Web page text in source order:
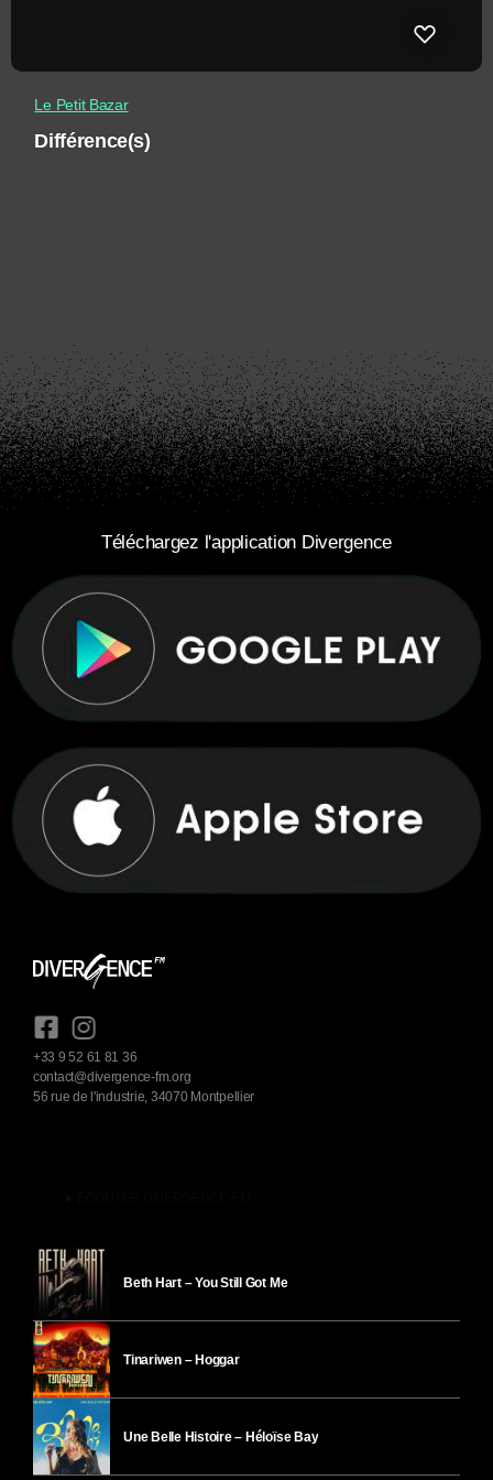
Le Petit Bazar
Différence(s)
Téléchargez l'application Divergence
+33 9 52 61 81 36
contact@divergence-fm.org
56 rue de l'industrie, 34070 Montpellier
Beth Hart – You Still Got Me
Tinariwen – Hoggar
Une Belle Histoire – Héloïse Bay